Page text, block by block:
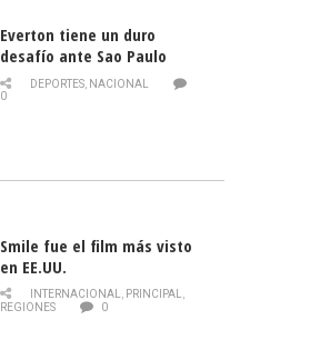
Everton tiene un duro
desafío ante Sao Paulo
DEPORTES, NACIONAL
0
Smile fue el film más visto
en EE.UU.
INTERNACIONAL, PRINCIPAL,
REGIONES
0